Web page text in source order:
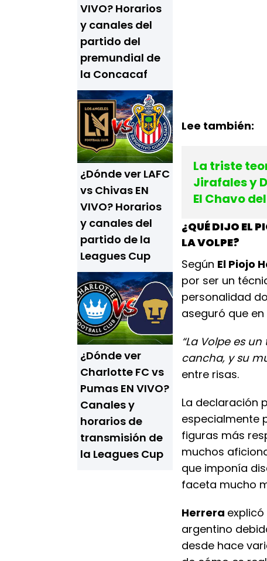
VIVO? Horarios
y canales del
partido del
premundial de
la Concacaf
¿Dónde ver LAFC
vs Chivas EN
VIVO? Horarios
y canales del
partido de la
Leagues Cup
¿Dónde ver
Charlotte FC vs
Pumas EN VIVO?
Canales y
horarios de
transmisión de
la Leagues Cup
Lee también:
La triste
Jirafales y
El Chavo
¿QUÉ DIJO EL
LA VOLPE?
Según El Piojo
por ser un
personalidad
aseguró que
“La Volpe es
cancha, y su
entre risas.
La declaración
especialmente
figuras más
muchos
que imponía
faceta mucho
Herrera
argentino
desde hace